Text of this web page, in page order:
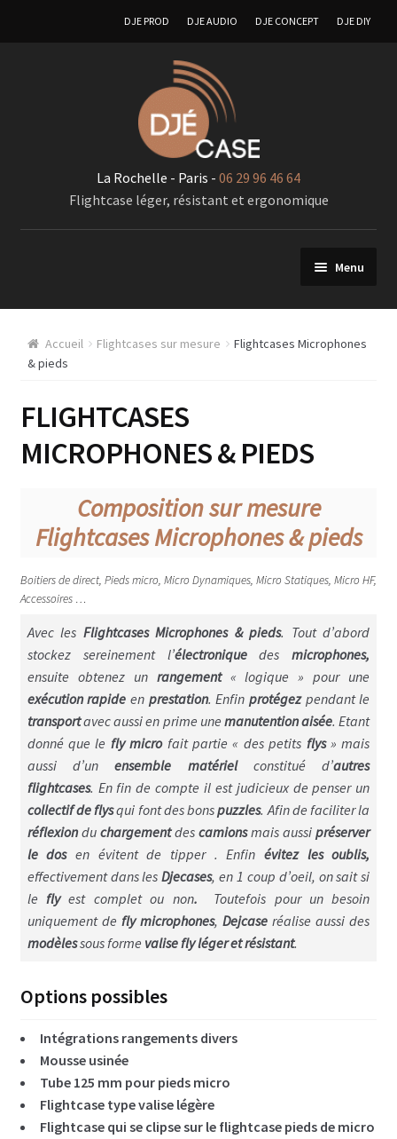
DJE PROD DJE AUDIO DJE CONCEPT DJE DIY
La Rochelle - Paris - 06 29 96 46 64
Flightcase léger, résistant et ergonomique
Menu
FlIghtcases sur mesure
A – Generalité « Flightcases sur mesures »
Console lumière, son & vidéo
Microphones & pieds
Enceinte & Dolly
Flightcase Combo – enceinte instrument
Flightcases Instruments musique
Pedalboard
Flightcase Appareils photo
Flightcase Informatique
Table & divers Dj
Disque CD & vinyls
Flightcase avec tiroirs
Flightcases Régie déco
Atelier & Servante
Flightcases Terminal de paiement
Flightcases pour Modélisme et Drône
Malle rangement & stockage
Valises flightcases
Accueil Flightcases sur mesure
Flightcases Microphones
& pieds
FLIGHTCASES
MICROPHONES & PIEDS
Composition sur mesure
Flightcases Microphones & pieds
Boitiers de direct, Pieds micro, Micro Dynamiques, Micro Statiques, Micro HF,
Accessoires …
Avec les Flightcases Microphones & pieds. Tout d’abord
stockez sereinement l’électroniquedesmicrophones,
ensuite obtenez un rangement« logique » pour une
exécution rapide en prestation. Enfinprotégezpendant le
transportavec aussi en prime une manutention aisée. Etant
donné que le fly microfait partie « des petits flys» mais
aussi d’unensemble matérielconstitué d’autres
flightcases. En fin de compte il est judicieux de penser un
collectif de flysqui font des bonspuzzles. Afin de faciliter la
réflexiondu chargementdescamionsmais aussipréserver
le dosen évitent de tipper . Enfinévitez les oublis,
effectivement dans les Djecases, en 1 coup d’oeil, on sait si
le flyest complet ou non. Toutefois pour un besoin
uniquement de fly microphones,Dejcase réalise aussi des
modèlessous forme valise fly léger et résistant.
Options possibles
Intégrations rangements divers
Mousse usinée
Tube 125 mm pour pieds micro
Flightcase type valise légère
Flightcase qui se clipse sur le flightcase pieds de micro